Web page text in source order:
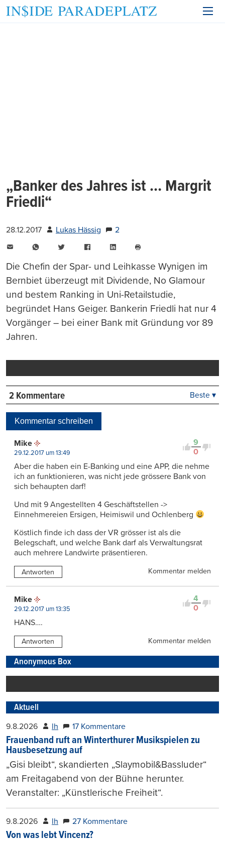
„Banker des Jahres ist … Margrit
Friedli“
28.12.2017 Lukas Hässig
2
WhatsAppTwitter FacebookLinkedIn
drucken
Die Chefin der Spar- und Leihkasse Wynigen im
Bernbiet überzeugt mit Dividende, No Glamour
und bestem Ranking in Uni-Retailstudie,
begründet Hans Geiger. Bankerin Friedli hat nur 4
Vorgänger – bei einer Bank mit Gründung vor 89
Jahren.
2 Kommentare Beste ▾
Kommentar schreiben
9
0
Mike
29.12.2017 um 13:49
Aber die haben ein E-Banking und eine APP, die nehme
ich an funktionieren, was nicht jede grössere Bank von
sich behaupten darf!
Und mit 9 Angestellten 4 Geschäftstellen ->
Einnehmereien Ersigen, Heimiswil und Ochlenberg
Köstlich finde ich dass der VR grösser ist als die
Belegschaft, und welche Bank darf als Verwaltungsrat
auch mehrere Landwirte präsentieren.
Antworten Kommentar melden
4
0
Mike
29.12.2017 um 13:35
HANS….
Antworten Kommentar melden
Anonymous Box
Aktuell
9.8.2026 lh 17 Kommentare
Frauenband ruft an Winterthurer Musikspielen zu
Hausbesetzung auf
„Gisi bleibt“, skandierten „Slaymobil&Bassluder“
am Freitagabend von der Bühne herunter.
Veranstalter: „Künstlerische Freiheit“.
9.8.2026 lh 27 Kommentare
Von was lebt Vincenz?